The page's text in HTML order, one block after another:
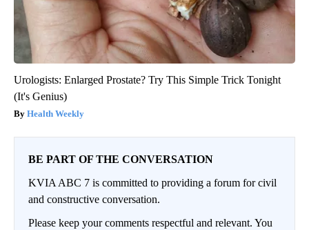
Urologists: Enlarged Prostate? Try This Simple Trick Tonight
(It's Genius)
Health Weekly
BE PART OF THE CONVERSATION
KVIA ABC 7 is committed to providing a forum for civil
and constructive conversation.
Please keep your comments respectful and relevant. You